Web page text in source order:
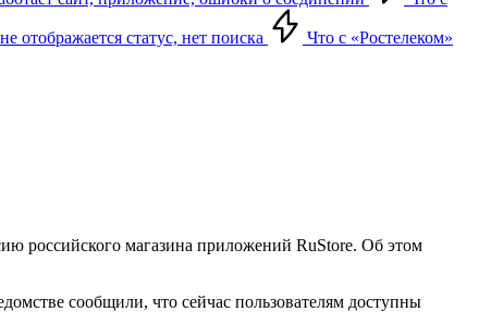
отображается статус, нет поиска
Что с «Ростелеком»
российского магазина приложений RuStore. Об этом
сообщили, что сейчас пользователям доступны